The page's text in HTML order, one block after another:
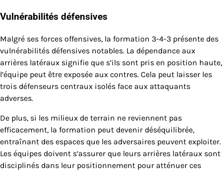
Vulnérabilités défensives
Malgré ses forces offensives, la formation 3-4-3 présente des
vulnérabilités défensives notables. La dépendance aux
arrières latéraux signifie que s’ils sont pris en position haute,
l’équipe peut être exposée aux contres. Cela peut laisser les
trois défenseurs centraux isolés face aux attaquants
adverses.
De plus, si les milieux de terrain ne reviennent pas
efficacement, la formation peut devenir déséquilibrée,
entraînant des espaces que les adversaires peuvent exploiter.
Les équipes doivent s’assurer que leurs arrières latéraux sont
disciplinés dans leur positionnement pour atténuer ces